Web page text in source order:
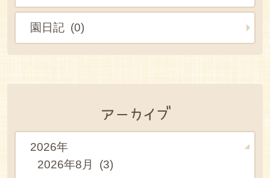
園日記 (0)
アーカイブ
2026年
2026年8月 (3)